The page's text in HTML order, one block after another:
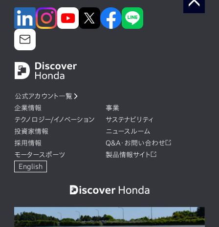
公式アカウント一覧
企業情報
事業
テクノロジー/イノベーション
サステナビリティ
投資家情報
ニュースルーム
採用情報
Q&A・お問い合わせ
モータースポーツ
製品情報サイト
English